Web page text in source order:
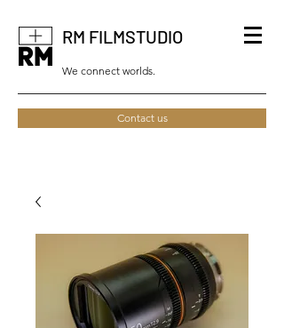
RM FILMSTUDIO
We connect worlds.
Contact us